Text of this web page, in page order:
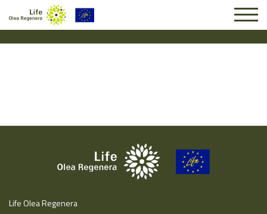
Solicitud #26157
Life Olea Regenera